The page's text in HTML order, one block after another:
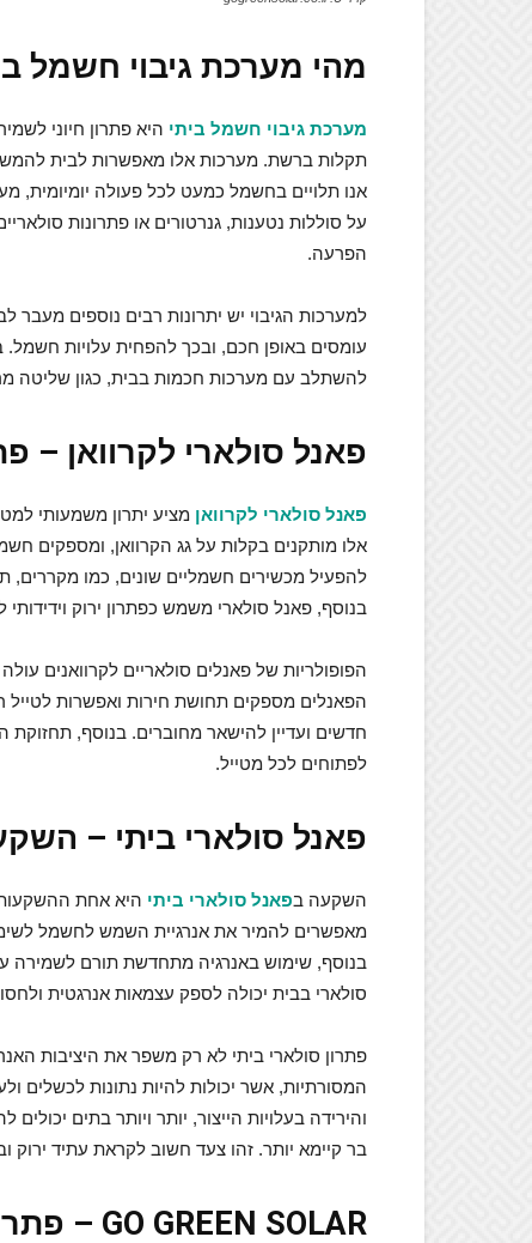
מהי מערכת גיבוי חשמל
מערכת גיבוי חשמל ביתי היא פתרון חיוני
תקלות ברשת. מערכות אלו מאפשרות לבית
אנו תלויים בחשמל כמעט לכל פעולה יומיומית,
על סוללות נטענות, גנרטורים או פתרונות
הפרעה.
למערכות הגיבוי יש יתרונות רבים נוספים מעבר
עומסים באופן חכם, ובכך להפחית עלויות חשמל.
להשתלב עם מערכות חכמות בבית, כגון שליטה
פאנל סולארי לקרוואן –
פאנל סולארי לקרוואן מציע יתרון משמעותי
אלו מותקנים בקלות על גג הקרוואן, ומספקים
להפעיל מכשירים חשמליים שונים, כמו מקררים,
בנוסף, פאנל סולארי משמש כפתרון ירוק
הפופולריות של פאנלים סולאריים לקרוואנים
הפאנלים מספקים תחושת חירות ואפשרות לטייל
חדשים ועדיין להישאר מחוברים. בנוסף,
לפתוחים לכל מטייל.
פאנל סולארי ביתי –
השקעה בפאנל סולארי ביתי היא אחת ההשקעות
מאפשרים להמיר את אנרגיית השמש לחשמל
בנוסף, שימוש באנרגיה מתחדשת תורם לשמירה
סולארי בבית יכולה לספק עצמאות אנרגטית
פתרון סולארי ביתי לא רק משפר את היציבות
המסורתיות, אשר יכולות להיות נתונות לכשלים
והירידה בעלויות הייצור, יותר ויותר בתים
בר קיימא יותר. זהו צעד חשוב לקראת עתיד
GO GREEN SOLAR – פתרונות סולאריים מתקדמים